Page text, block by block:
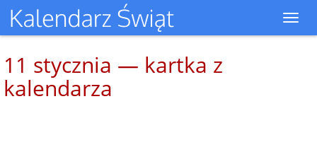
11 stycznia — kartka z
kalendarza